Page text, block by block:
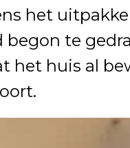
het
begon te
het huis al